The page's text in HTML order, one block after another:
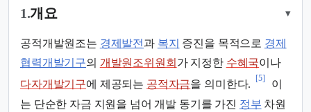
1.개요 ▾
공적개발원조는 경제발전과 복지 증진을 목적으로 경제
협력개발기구의 개발원조위원회 가 지정한 수혜국이나
다자개발기구에 제공되는 공적자금을 의미한다.
[5]
이
는 단순한 자금 지원을 넘어 개발 동기를 가진 정부 차원